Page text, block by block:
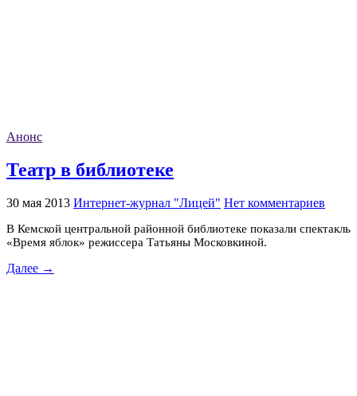
Анонс
Театр в библиотеке
30 мая 2013 Интернет-журнал "Лицей" Нет комментариев
В Кемской центральной районной библиотеке показали спектакль
«Время яблок» режиссера Татьяны Московкиной.
Далее →